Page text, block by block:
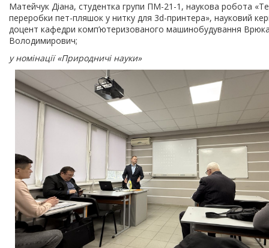
Матейчук Діана, студентка групи ПМ-21-1, наукова робота
переробки пет-пляшок у нитку для 3d-принтера», науковий
доцент кафедри комп’ютеризованого машинобудування
Володимирович;
у номінації «Природничі науки»